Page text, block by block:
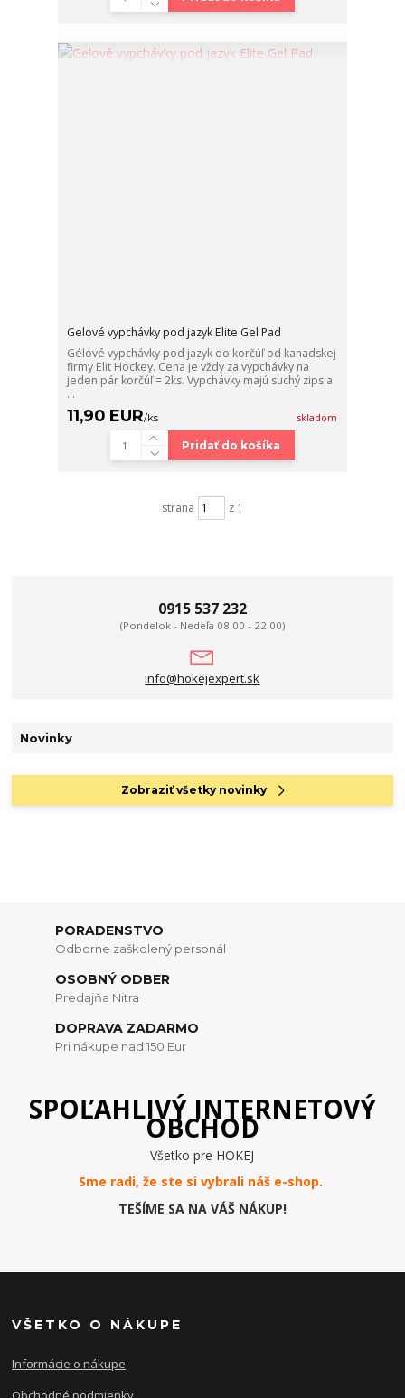
Gelové vypchávky pod jazyk Elite Gel Pad
Gélové vypchávky pod jazyk do korčúľ od kanadskej
firmy Elit Hockey. Cena je vždy za vypchávky na
jeden pár korčúľ = 2ks. Vypchávky majú suchý zips a
...
11,90 EUR/ks skladom
Pridať do košíka
strana z 1
0915 537 232
(Pondelok - Nedeľa 08.00 - 22.00)
info@hokejexpert.sk
Novinky
Zobraziť všetky novinky
PORADENSTVO
Odborne zaškolený personál
OSOBNÝ ODBER
Predajňa Nitra
DOPRAVA ZADARMO
Pri nákupe nad 150 Eur
SPOĽAHLIVÝ INTERNETOVÝ
OBCHOD
Všetko pre HOKEJ
Sme radi, že ste si vybrali náš e-shop.
TEŠÍME SA NA VÁŠ NÁKUP!
VŠETKO O NÁKUPE
Informácie o nákupe